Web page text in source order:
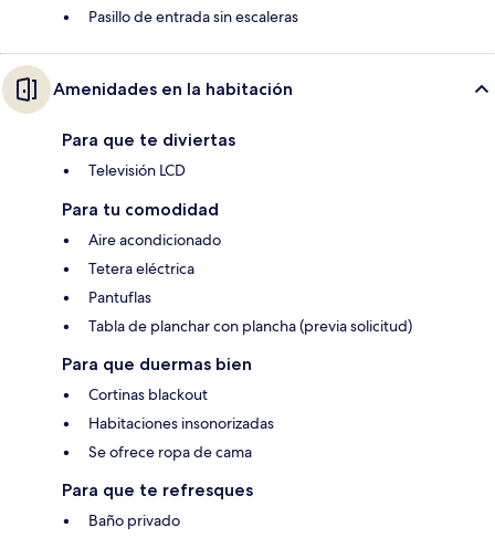
Pasillo de entrada sin escaleras
Amenidades en la habitación
Para que te diviertas
Televisión LCD
Para tu comodidad
Aire acondicionado
Tetera eléctrica
Pantuflas
Tabla de planchar con plancha (previa solicitud)
Para que duermas bien
Cortinas blackout
Habitaciones insonorizadas
Se ofrece ropa de cama
Para que te refresques
Baño privado